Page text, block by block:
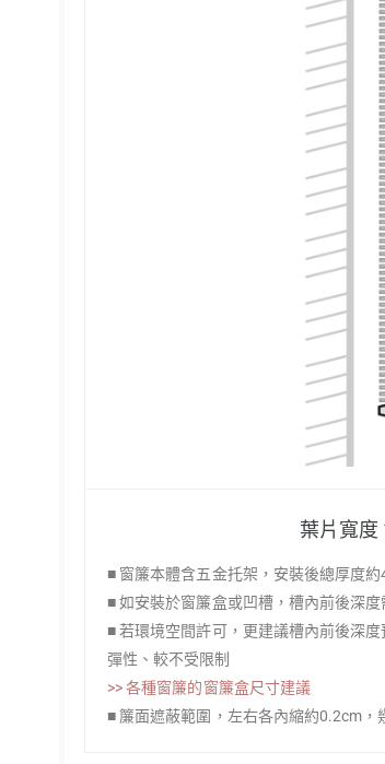
葉片寬
■ 窗簾本體含五金托架，安裝後總厚度
■ 如安裝於窗簾盒或凹槽，槽內前後深
■ 若環境空間許可，更建議槽內前後深
彈性、較不受限制
>> 各種窗簾的窗簾盒尺寸建議
■ 簾面遮蔽範圍，左右各內縮約0.2cm，